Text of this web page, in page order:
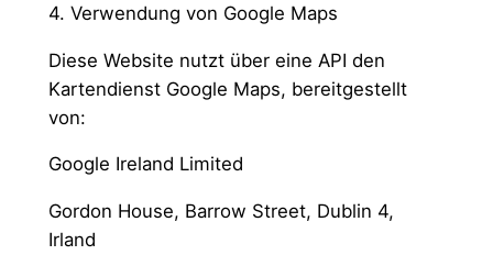
4. Verwendung von Google Maps
Diese Website nutzt über eine API den
Kartendienst Google Maps, bereitgestellt
von:
Google Ireland Limited
Gordon House, Barrow Street, Dublin 4,
Irland